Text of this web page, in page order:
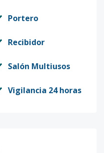
Portero
Recibidor
Salón Multiusos
Vigilancia 24 horas